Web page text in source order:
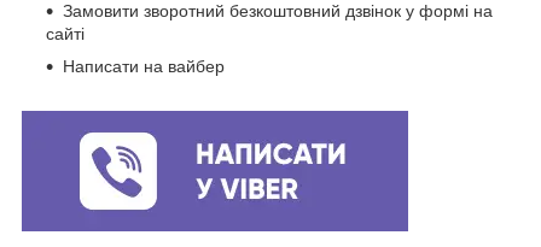
Замовити зворотний безкоштовний дзвінок у формі на
сайті
Написати на вайбер